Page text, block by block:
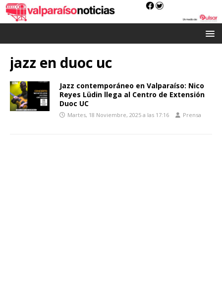
jazz en duoc uc
Jazz contemporáneo en Valparaíso: Nico
Reyes Lüdin llega al Centro de Extensión
Duoc UC
Martes, 18 Noviembre, 2025 a las 17:16 Prensa